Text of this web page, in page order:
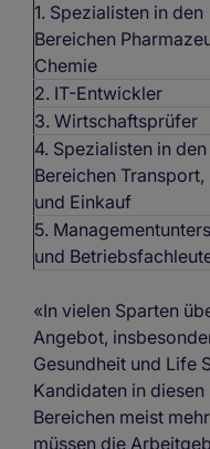
1. Spezialisten in den
Bereichen
Chemie
2. IT-Entwickler
3. Wirtschaftsprüfer
4. Spezialisten in den
Bereichen
und Einkauf
5.
und
«In vielen Sparten
Angebot,
Gesundheit und Life
Kandidaten in
Bereichen meist
müssen die